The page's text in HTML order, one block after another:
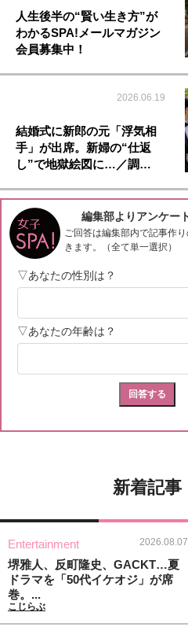
人生後半の“賢い生き方”が
わかるSPA!メールマガジン
会員募集中！
2026.06.19
結婚式に新郎の元「浮気相
手」が出席。新婦の“仕返
し”で地獄絵図に…／調…
新着記事
Entertainment 2026.08.07
堺雅人、反町隆史、GACKT…夏
ドラマを「50代イケオジ」が席
巻。...
こじらぶ